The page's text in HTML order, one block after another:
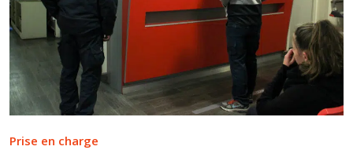
Prise en charge